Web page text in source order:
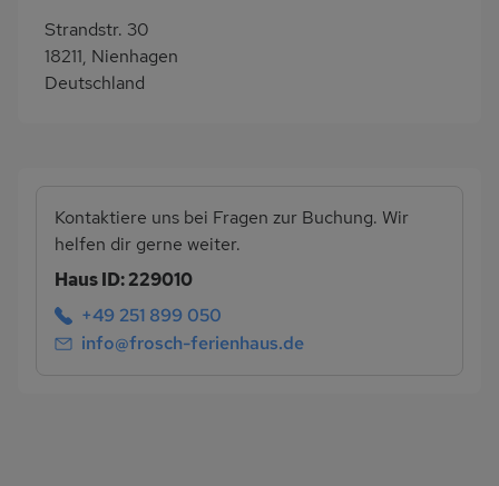
Strandstr. 30
18211, Nienhagen
Deutschland
Kontaktiere uns bei Fragen zur Buchung. Wir
helfen dir gerne weiter.
Haus ID: 229010
+49 251 899 050
info@frosch-ferienhaus.de